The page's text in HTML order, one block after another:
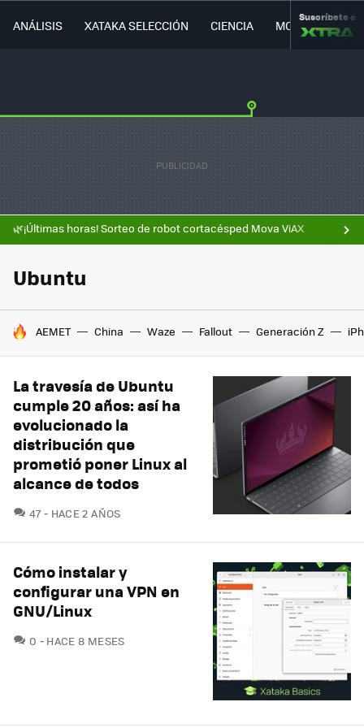
ANÁLISIS XATAKA SELECCIÓN CIENCIA MOVILIDAD
Suscríbete a
🌿¡Últimas horas! Sorteo de robot cortacésped Mova ViAX
Ubuntu
HOY SE HABLA DE
AEMET China Waze Fallout Generación Z
La travesía de Ubuntu
cumple 20 años: así ha
evolucionado la
distribución que
prometió poner Linux al
alcance de todos
47COMENTARIOS
HACE 2 AÑOS
Cómo instalar y
configurar una VPN en
GNU/Linux
0 COMENTARIOS
HACE 8 MESES